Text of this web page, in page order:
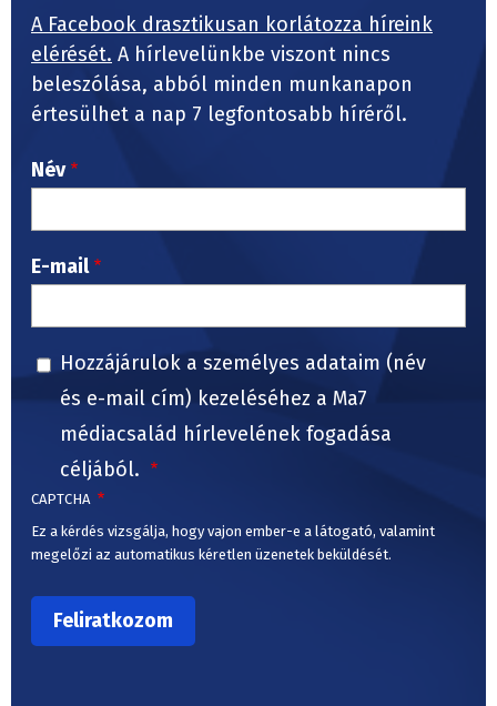
A Facebook drasztikusan korlátozza híreink
elérését. A hírlevelünkbe viszont nincs
beleszólása, abból minden munkanapon
értesülhet a nap 7 legfontosabb híréről.
Név
E-mail
Hozzájárulok a személyes adataim (név
és e-mail cím) kezeléséhez a Ma7
médiacsalád hírlevelének fogadása
céljából.
CAPTCHA
Ez a kérdés vizsgálja, hogy vajon ember-e a látogató, valamint
megelőzi az automatikus kéretlen üzenetek beküldését.